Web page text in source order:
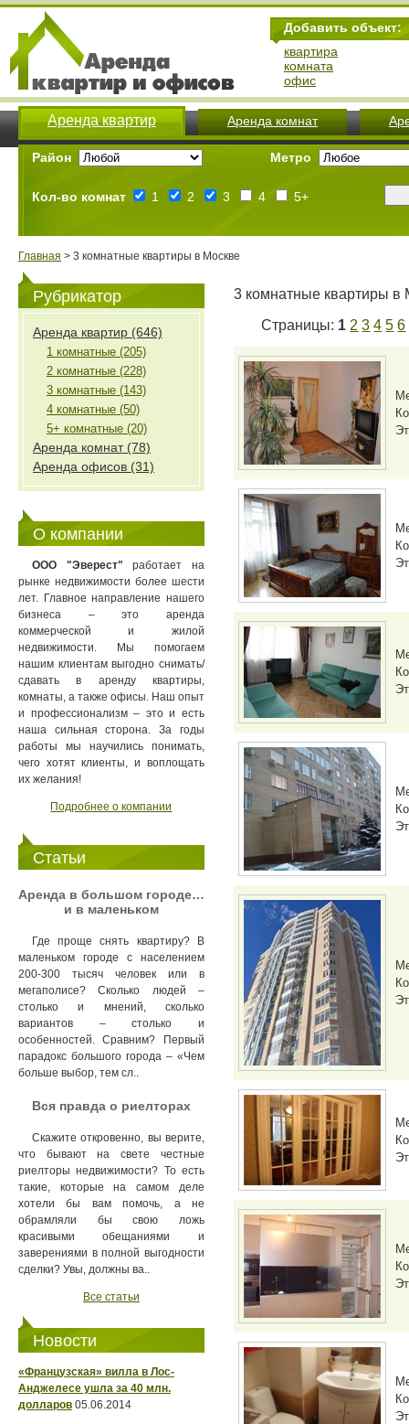
Добавить объект:
квартира
комната
офис
Аренда квартир Аренда комнат
Район Метро
Кол-во комнат 1 2 3 4 5+
Главная > 3 комнатные квартиры в Москве
Рубрикатор
Аренда квартир (646)
1 комнатные (205)
2 комнатные (228)
3 комнатные (143)
4 комнатные (50)
5+ комнатные (20)
Аренда комнат (78)
Аренда офисов (31)
О компании
ООО "Эверест" работает на
рынке недвижимости более шести
лет. Главное направление нашего
бизнеса – это аренда
коммерческой и жилой
недвижимости. Мы помогаем
нашим клиентам выгодно снимать/
сдавать в аренду квартиры,
комнаты, а также офисы. Наш опыт
и профессионализм – это и есть
наша сильная сторона. За годы
работы мы научились понимать,
чего хотят клиенты, и воплощать
их желания!
Подробнее о компании
Статьи
Аренда в большом городе…
и в маленьком
Где проще снять квартиру? В
маленьком городе с населением
200-300 тысяч человек или в
мегаполисе? Сколько людей –
столько и мнений, сколько
вариантов – столько и
особенностей. Сравним? Первый
парадокс большого города – «Чем
больше выбор, тем сл..
Вся правда о риелторах
Скажите откровенно, вы верите,
что бывают на свете честные
риелторы недвижимости? То есть
такие, которые на самом деле
хотели бы вам помочь, а не
обрамляли бы свою ложь
красивыми обещаниями и
заверениями в полной выгодности
сделки? Увы, должны ва..
Все статьи
Новости
«Французская» вилла в Лос-
Анджелесе ушла за 40 млн.
долларов 05.06.2014
3 комнатные квартиры в
Страницы: 1 2 3 4 5 6